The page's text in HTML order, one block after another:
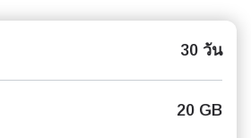
30 วัน
20 GB